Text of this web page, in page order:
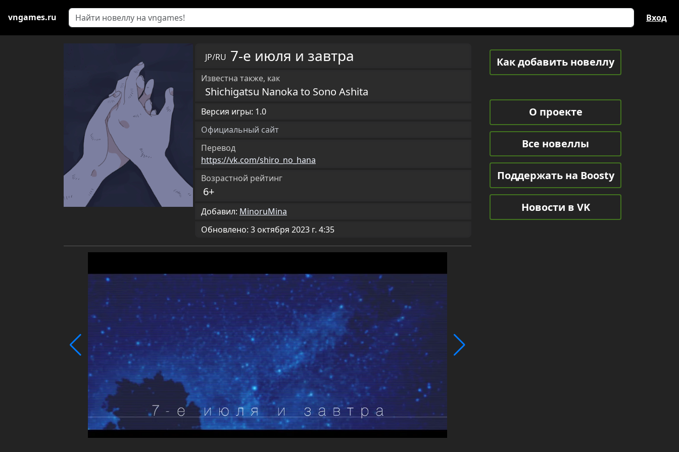
vngames.ru Вход
JP/RU 7-е июля и завтра
Известна также, как
Shichigatsu Nanoka to Sono Ashita
Версия игры: 1.0
Официальный сайт
Перевод
https://vk.com/shiro_no_hana
Возрастной рейтинг
6+
Добавил: MinoruMina
Обновлено: 3 октября 2023 г. 4:35
Как добавить новеллу
О проекте
Все новеллы
Поддержать на Boosty
Новости в VK